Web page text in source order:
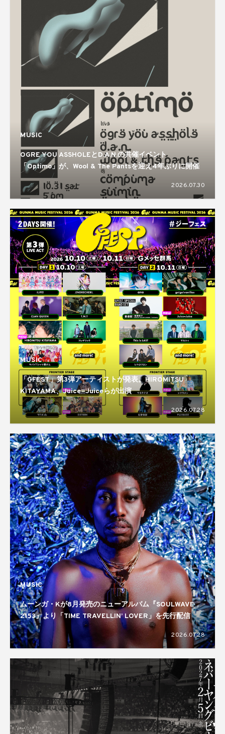
MUSIC
OGRE YOU ASSHOLEとD.A.N.の共催イベント
「Optimo」が、Wool & The Pantsを迎え4年ぶりに開催
2026.07.30
MUSIC
「GFEST.」第3弾アーティストが発表。HIROMITSU
KITAYAMA、Juice=Juiceらが出演
2026.07.28
MUSIC
ムーンガ・Kが8月発売のニューアルバム『SOULWAVE
2153』より「TIME TRAVELLIN’ LOVER」を先行配信
2026.07.28